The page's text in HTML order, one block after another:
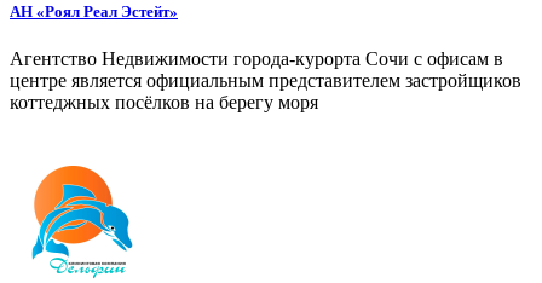
АН «Роял Реал Эстейт»
Агентство Недвижимости города-курорта Сочи с офисам в
центре является официальным представителем застройщиков
коттеджных посёлков на берегу моря